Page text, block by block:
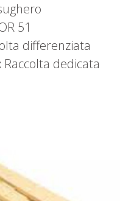
51
differenziata
Raccolta dedicata